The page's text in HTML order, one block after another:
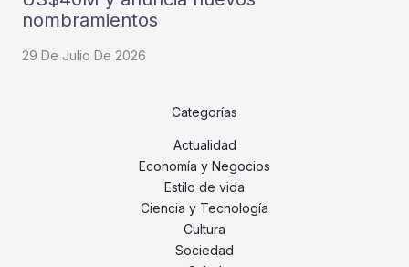
nombramientos
29 De Julio De 2026
Categorías
Actualidad
Economía y Negocios
Estilo de vida
Ciencia y Tecnología
Cultura
Sociedad